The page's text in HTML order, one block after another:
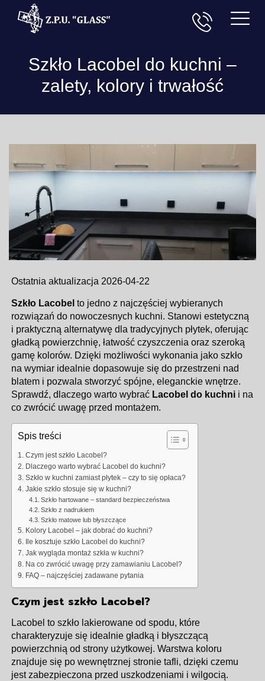
Szkło Lacobel do kuchni –
zalety, kolory i trwałość
Ostatnia aktualizacja 2026-04-22
Szkło Lacobel to jedno z najczęściej wybieranych
rozwiązań do nowoczesnych kuchni. Stanowi estetyczną
i praktyczną alternatywę dla tradycyjnych płytek, oferując
gładką powierzchnię, łatwość czyszczenia oraz szeroką
gamę kolorów. Dzięki możliwości wykonania jako szkło
na wymiar idealnie dopasowuje się do przestrzeni nad
blatem i pozwala stworzyć spójne, eleganckie wnętrze.
Sprawdź, dlaczego warto wybrać Lacobel do kuchni i na
co zwrócić uwagę przed montażem.
Spis treści
Czym jest szkło Lacobel?
Dlaczego warto wybrać Lacobel do kuchni?
Szkło w kuchni zamiast płytek – czy to się opłaca?
Jakie szkło stosuje się w kuchni?
Szkło hartowane – standard bezpieczeństwa
Szkło z nadrukiem
Szkło matowe lub błyszczące
Kolory Lacobel – jak dobrać do kuchni?
Ile kosztuje szkło Lacobel do kuchni?
Jak wygląda montaż szkła w kuchni?
Na co zwrócić uwagę przy zamawianiu Lacobel?
FAQ – najczęściej zadawane pytania
Czym jest szkło Lacobel?
Lacobel to szkło lakierowane od spodu, które
charakteryzuje się idealnie gładką i błyszczącą
powierzchnią od strony użytkowej. Warstwa koloru
znajduje się po wewnętrznej stronie tafli, dzięki czemu
jest zabezpieczona przed uszkodzeniami i wilgocią.